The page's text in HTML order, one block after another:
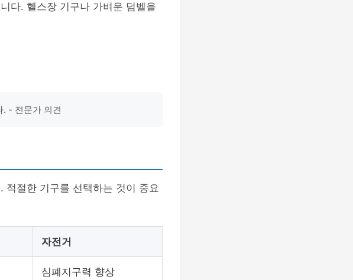
다. 헬스장 기구나 가벼운 덤벨을
. - 전문가 의견
적절한 기구를 선택하는 것이 중요
자전거
심폐지구력 향상